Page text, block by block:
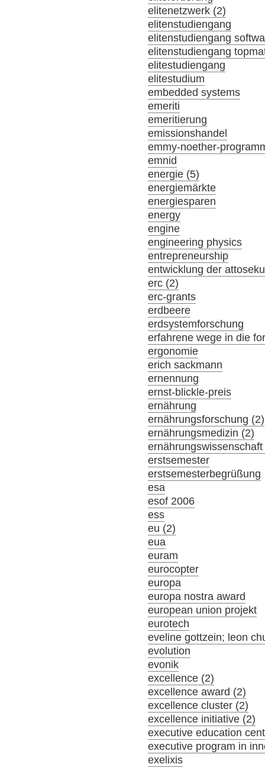
elitenetzwerk (2)
elitenstudiengang
elitenstudiengang
elitenstudiengang
elitestudiengang
elitestudium
embedded systems
emeriti
emeritierung
emissionshandel
emmy-noether-
emnid
energie (5)
energiemärkte
energiesparen
energy
engine
engineering physics
entrepreneurship
entwicklung der
erc (2)
erc-grants
erdbeere
erdsystemforschung
erfahrene wege in die
ergonomie
erich sackmann
ernennung
ernst-blickle-preis
ernährung
ernährungsforschung (2)
ernährungsmedizin (2)
erstsemester
erstsemesterbegrüßung
esa
esof 2006
ess
eu (2)
eua
euram
eurocopter
europa
europa nostra award
european union projekt
eurotech
eveline gottzein; leon
evolution
evonik
excellence (2)
excellence award (2)
excellence cluster (2)
excellence initiative (2)
executive education
executive program in
exelixis